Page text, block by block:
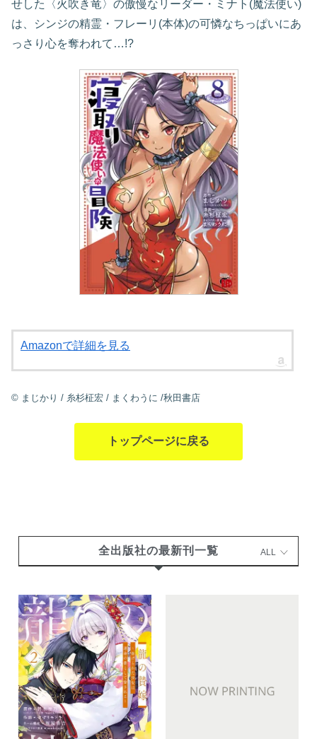
せした〈火吹き竜〉の傲慢なリーダー・ミナト(魔法使い)
は、シンジの精霊・フレーリ(本体)の可憐なちっぱいにあ
っさり心を奪われて…!?
Amazonで詳細を見る
© まじかり / 糸杉柾宏 / まくわうに /秋田書店
トップページに戻る
全出版社の最新刊一覧 ALL